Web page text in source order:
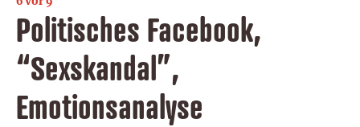
Politisches Facebook,
“Sexskandal”,
Emotionsanalyse